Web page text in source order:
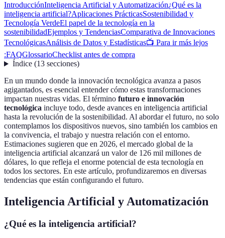
IntroducciónInteligencia Artificial y Automatización¿Qué es la
inteligencia artificial?Aplicaciones PrácticasSostenibilidad y
Tecnología VerdeEl papel de la tecnología en la
sostenibilidadEjemplos y TendenciasComparativa de Innovaciones
TecnológicasAnálisis de Datos y Estadísticas📺 Para ir más lejos
:FAQGlossarioChecklist antes de compra
Índice(13 secciones)
En un mundo donde la innovación tecnológica avanza a pasos
agigantados, es esencial entender cómo estas transformaciones
impactan nuestras vidas. El término futuro e innovación
tecnológica incluye todo, desde avances en inteligencia artificial
hasta la revolución de la sostenibilidad. Al abordar el futuro, no solo
contemplamos los dispositivos nuevos, sino también los cambios en
la convivencia, el trabajo y nuestra relación con el entorno.
Estimaciones sugieren que en 2026, el mercado global de la
inteligencia artificial alcanzará un valor de 126 mil millones de
dólares, lo que refleja el enorme potencial de esta tecnología en
todos los sectores. En este artículo, profundizaremos en diversas
tendencias que están configurando el futuro.
Inteligencia Artificial y Automatización
¿Qué es la inteligencia artificial?